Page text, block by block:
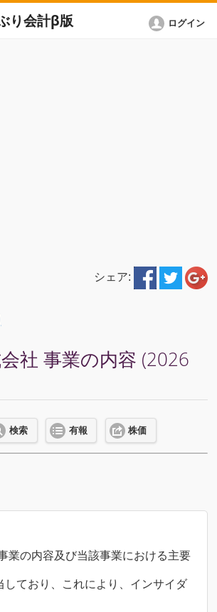
り会計β版 ログイン
シェア:
社 事業の内容 (2026
検索 有報 株価
業の内容及び当該事業における主要
ており、これにより、インサイダ